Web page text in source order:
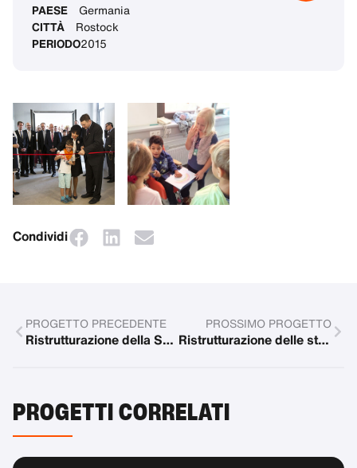
PAESE Germania
CITTÀ Rostock
PERIODO2015
Condividi
PROGETTO PRECEDENTE
Ristrutturazione della Suite dei Servizi di Affido presso il Kennedy Donovan Center
PROSSIMO PROGETTO
Ristrutturazione delle strutture ricreative per un campo scuola inclusivo
PROGETTI CORRELATI